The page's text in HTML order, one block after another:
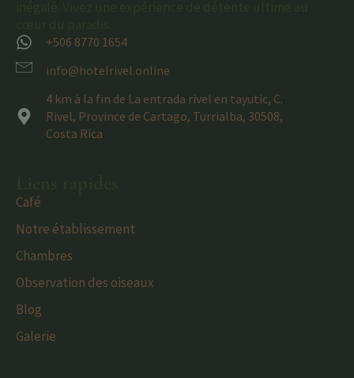
+506 8770 1654
info@hotelrivel.online
4 km à la fin de La entrada rivel en tayutic, C.
Rivel, Province de Cartago, Turrialba, 30508,
Costa Rica
Café
Notre établissement
Chambres
Observation des oiseaux
Blog
Galerie